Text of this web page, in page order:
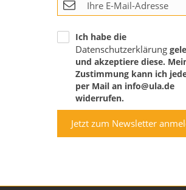
Jetzt zum Newsletter
Ich habe die
Datenschutzerklärung
und akzeptiere diese.
Zustimmung kann ich
per Mail an info@ula.de
widerrufen.